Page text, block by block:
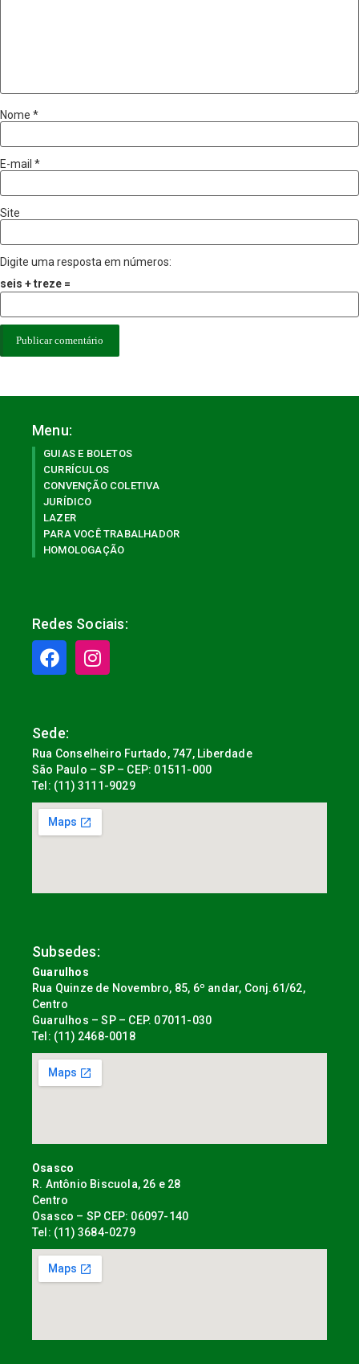
Nome *
E-mail *
Site
Digite uma resposta em números:
seis + treze =
Menu:
GUIAS E BOLETOS
CURRÍCULOS
CONVENÇÃO COLETIVA
JURÍDICO
LAZER
PARA VOCÊ TRABALHADOR
HOMOLOGAÇÃO
Redes Sociais:
Sede:
Rua Conselheiro Furtado, 747, Liberdade
São Paulo – SP – CEP: 01511-000
Tel: (11) 3111-9029
Subsedes:
Guarulhos
Rua Quinze de Novembro, 85, 6º andar, Conj.61/62,
Centro
Guarulhos – SP – CEP. 07011-030
Tel: (11) 2468-0018
Osasco
R. Antônio Biscuola, 26 e 28
Centro
Osasco – SP CEP: 06097-140
Tel: (11) 3684-0279